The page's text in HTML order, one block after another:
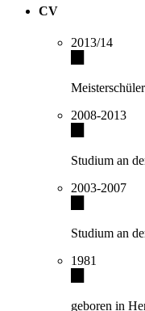
CV
2013/14
2008-2013
Studium an
2003-2007
Studium an
1981
geboren in